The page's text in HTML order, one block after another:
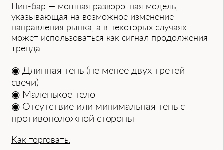
Пин-бар — мощная разворотная модель,
указывающая на возможное изменение
направления рынка, а в некоторых случаях
может использоваться как сигнал продолжения
тренда.
◉ Длинная тень (не менее двух третей
свечи)
◉ Маленькое тело
◉ Отсутствие или минимальная тень с
противоположной стороны
Как торговать: